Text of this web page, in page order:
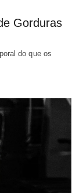
Gorduras
do que os